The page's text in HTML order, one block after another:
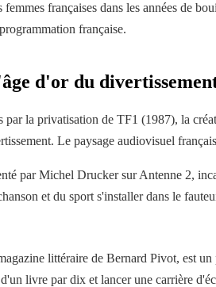
françaises dans les années de
française.
d'or du
par la privatisation de TF1 (1987), la
Le paysage audiovisuel
par Michel Drucker sur Antenne 2,
et du sport s'installer dans le
littéraire de Bernard Pivot, est
livre par dix et lancer une carrière